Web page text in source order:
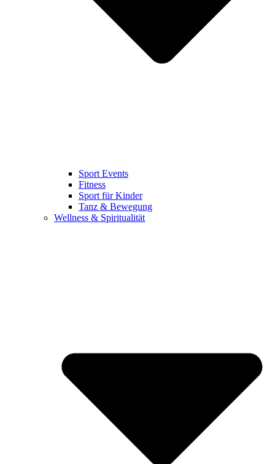
Sport Events
Fitness
Sport für Kinder
Tanz & Bewegung
Wellness & Spiritualität